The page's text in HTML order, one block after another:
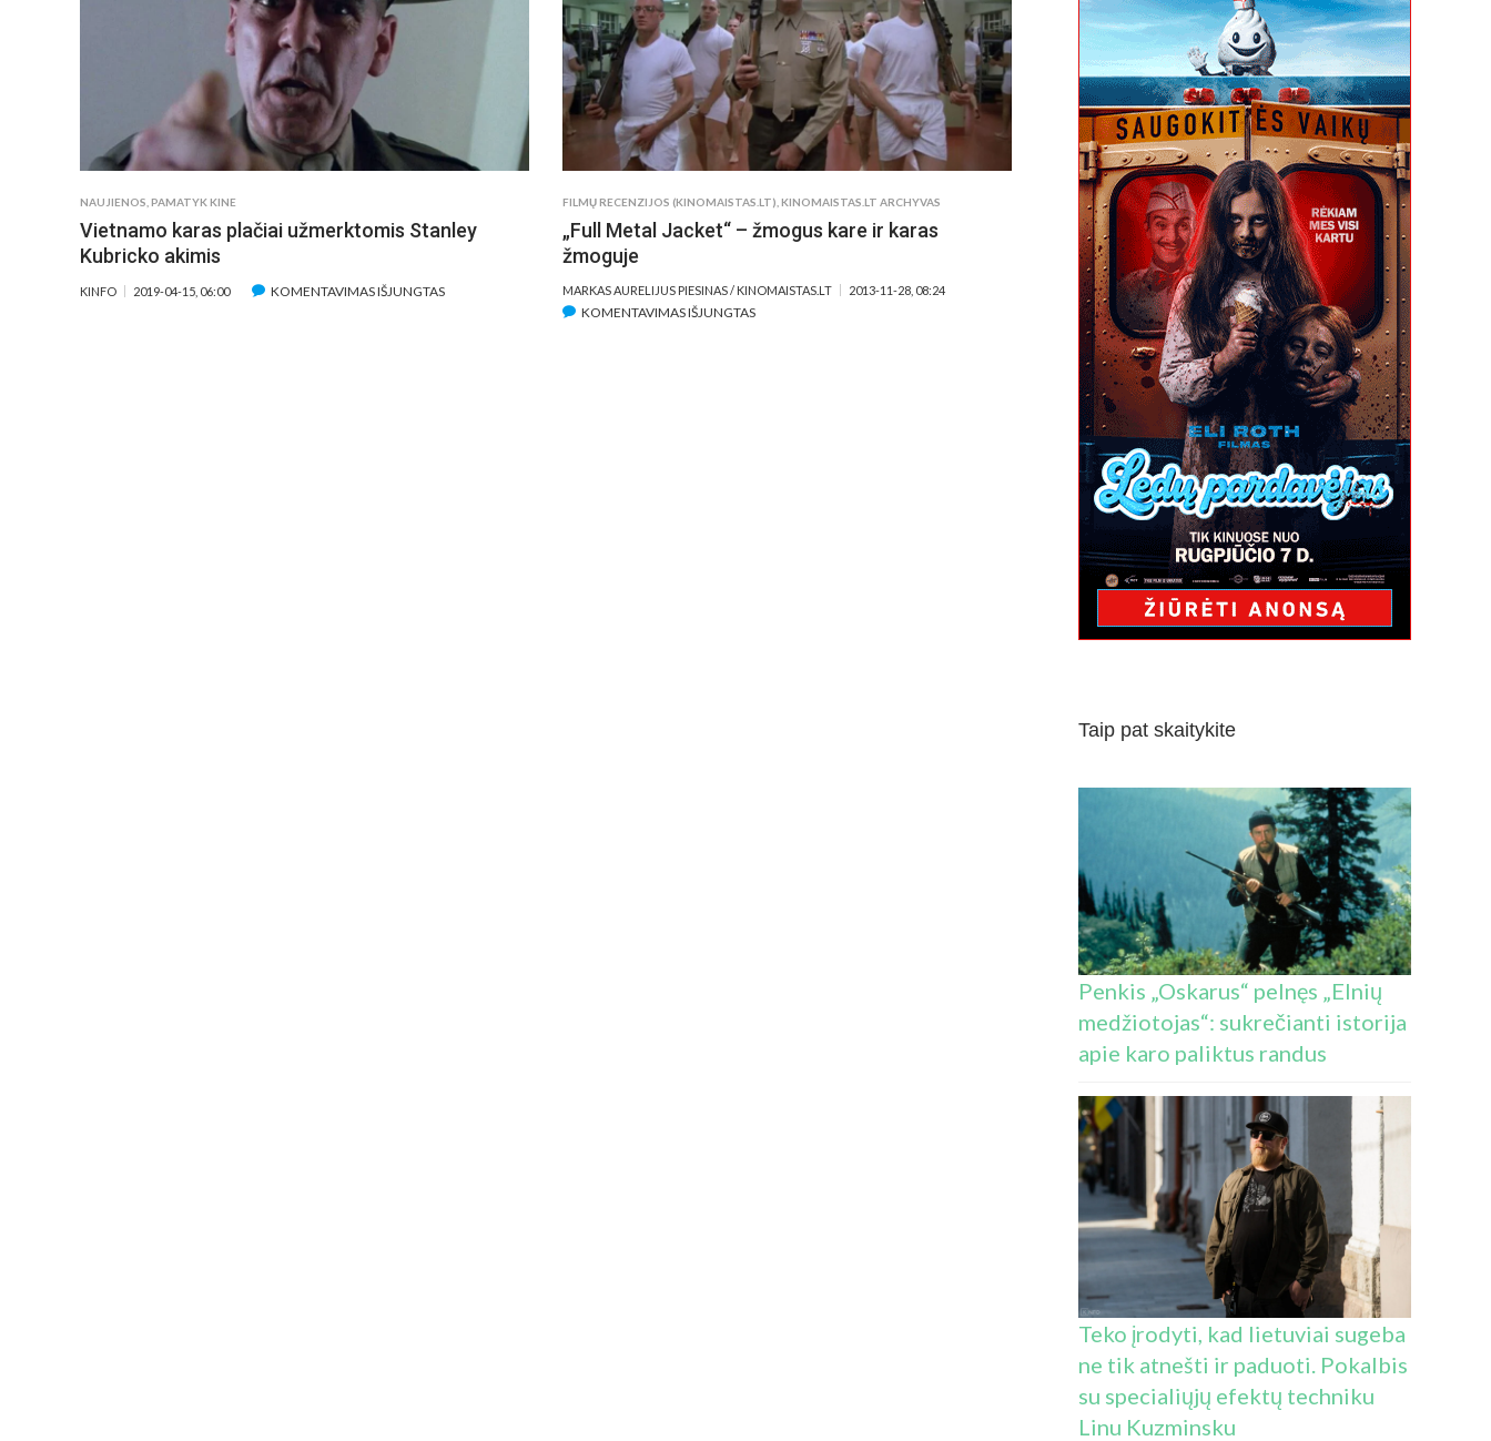
NAUJIENOS PAMATYK KINE
Vietnamo karas plačiai užmerktomis Stanley
Kubricko akimis
KINFO 2019-04-15, 06:00 KOMENTAVIMAS IŠJUNGTASĮRAŠE
FILMŲ RECENZIJOS (KINOMAISTAS.LT) ,KINOMAISTAS.LT ARCHYVAS
„Full Metal Jacket“ – žmogus kare ir karas
žmoguje
MARKAS AURELIJUS PIESINAS / KINOMAISTAS.LT 2013-11-28, 08:24
KOMENTAVIMAS IŠJUNGTASĮRAŠE
Taip pat skaitykite
Penkis „Oskarus“ pelnęs „Elnių
medžiotojas“: sukrečianti istorija
apie karo paliktus randus
Teko įrodyti, kad lietuviai sugeba
ne tik atnešti ir paduoti. Pokalbis
su specialiųjų efektų techniku
Linu Kuzminsku